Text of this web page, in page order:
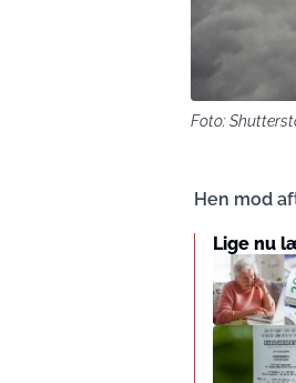
Foto:
Hen mod
Lige nu